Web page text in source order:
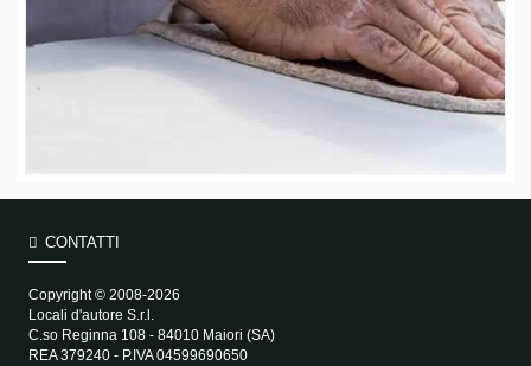
CONTATTI
Copyright © 2008-2026
Locali d'autore S.r.l.
C.so Reginna 108 - 84010 Maiori (SA)
REA 379240 - P.IVA 04599690650